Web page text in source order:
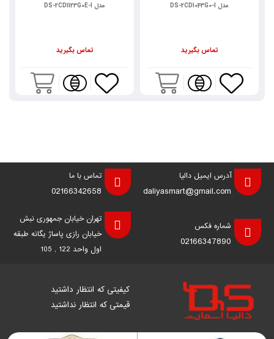
مدل DS-2CD1043G0-I
تماس بگیرید
مدل DS-2CD1123G0E-I
تماس بگیرید
آدرس ایمیل دالیا
daliyasmart@gmail.com
تماس با ما
02166342658
شماره فکس
02166347890
تهران خیابان جمهوری نبش
خیابان رازی پاساژ یگانه طبقه
اول واحد 122 , 105
کیفیتی که انتظار داشتید
قیمتی که انتظار نداشتید